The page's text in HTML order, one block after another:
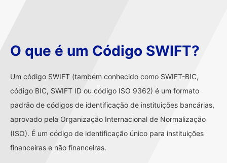
O que é um Código SWIFT?
Um código SWIFT (também conhecido como SWIFT-BIC,
código BIC, SWIFT ID ou código ISO 9362) é um formato
padrão de códigos de identificação de instituições bancárias,
aprovado pela Organização Internacional de Normalização
(ISO). É um código de identificação único para instituições
financeiras e não financeiras.